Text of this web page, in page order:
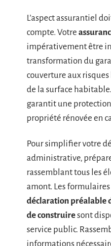
L’aspect assurantiel
compte. Votre
impérativement être
transformation du
couverture aux
de la surface
garantit une
propriété rénovée en
Pour simplifier votre
administrative,
rassemblant tous les
amont. Les
déclaration préalable
de construiresont
service public.
informations